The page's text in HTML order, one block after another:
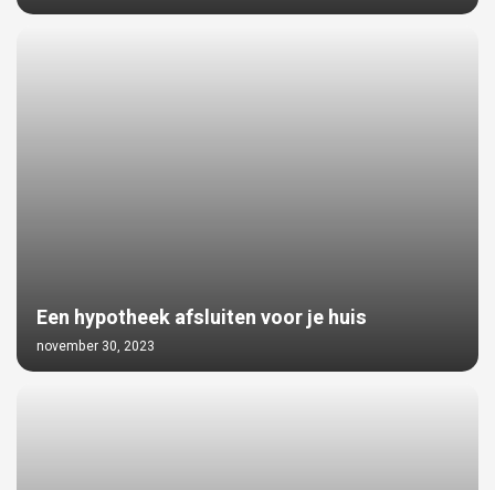
Een hypotheek afsluiten voor je huis
november 30, 2023